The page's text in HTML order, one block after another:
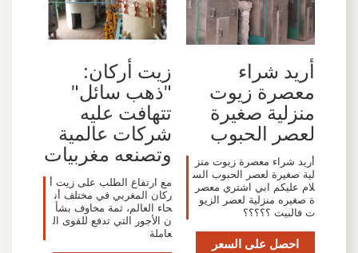
أريد شراء
معصرة زيوت
منزلية صغيرة
لعصر الحبوب
أريد شراء معصرة زيوت منز
لية صغيرة لعصر الحبوب الس
لام عليكم ابي اشتري معصر
ة صغيره منزلية لعصر الزيو
ت فالبيت ؟؟؟؟؟
احصل على السعر
زيت أركان:
"ذهب سائل"
تتهافت عليه
شركات عالمية
وتصنعه مغربيات
مع ارتفاع الطلب على زيت أ
ركان المغربي في مختلف أن
حاء العالم، ثمة مخاوف بشأ
ن الأجور التي تدفع للقوى ال
عاملة